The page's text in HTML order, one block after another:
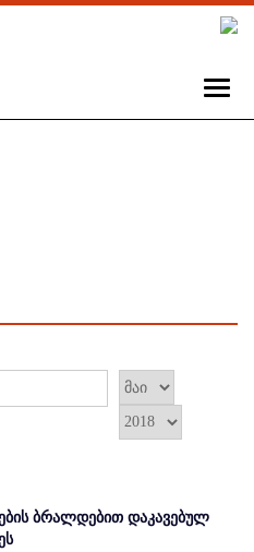
ბრალდებით დაკავებულ